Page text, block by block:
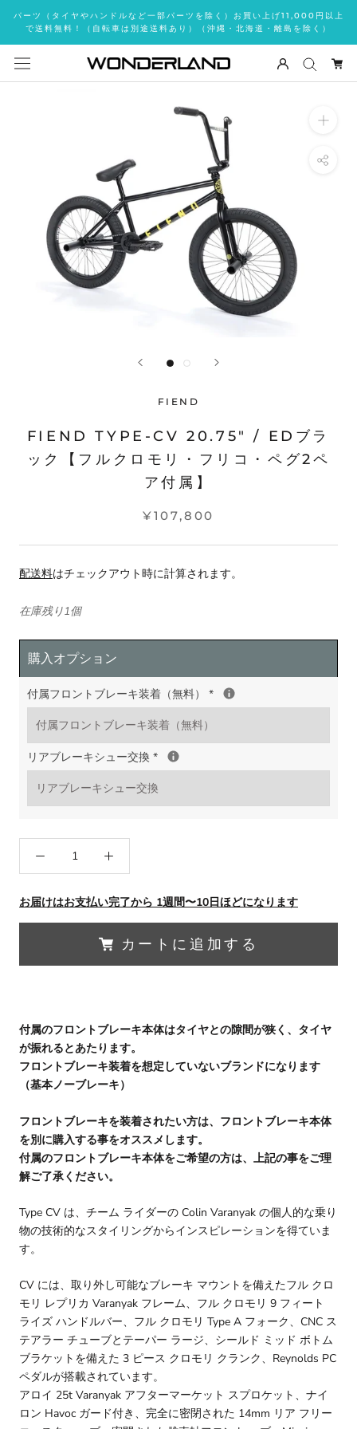
ッ
し
パーツ（タイヤやハンドルなど一部パーツを除く）お買い上げ11,000円以上
で送料無料！（自転車は別途送料あり）（沖縄・北海道・離島を除く）
FIEND
FIEND TYPE-CV 20.75" / EDブラ
ック【フルクロモリ・フリコ・ペグ2ペ
ア付属】
¥107,800
配送料はチェックアウト時に計算されます。
在庫残り1個
購入オプション
付属フロントブレーキ装着（無料） *
リアブレーキシュー交換 *
お届けはお支払い完了から 1週間〜10日ほどになります
カートに追加する
付属のフロントブレーキ本体はタイヤとの隙間が狭く、タイヤ
が振れるとあたります。
フロントブレーキ装着を想定していないブランドになります
（基本ノーブレーキ）
フロントブレーキを装着されたい方は、フロントブレーキ本体
を別に購入する事をオススメします。
付属のフロントブレーキ本体をご希望の方は、上記の事をご理
解ご了承ください。
Type CV は、チーム ライダーの Colin Varanyak の個人的な乗り
物の技術的なスタイリングからインスピレーションを得ていま
す。
CV には、取り外し可能なブレーキ マウントを備えたフル クロ
モリ レプリカ Varanyak フレーム、フル クロモリ 9 フィート
ライズ ハンドルバー、フル クロモリ Type A フォーク、CNC ス
テアラー チューブとテーパー ラージ、シールド ミッド ボトム
ブラケットを備えた 3 ピース クロモリ クランク、Reynolds PC
ペダルが搭載されています。
アロイ 25t Varanyak アフターマーケット スプロケット、ナイ
ロン Havoc ガード付き、完全に密閉された 14mm リア フリー